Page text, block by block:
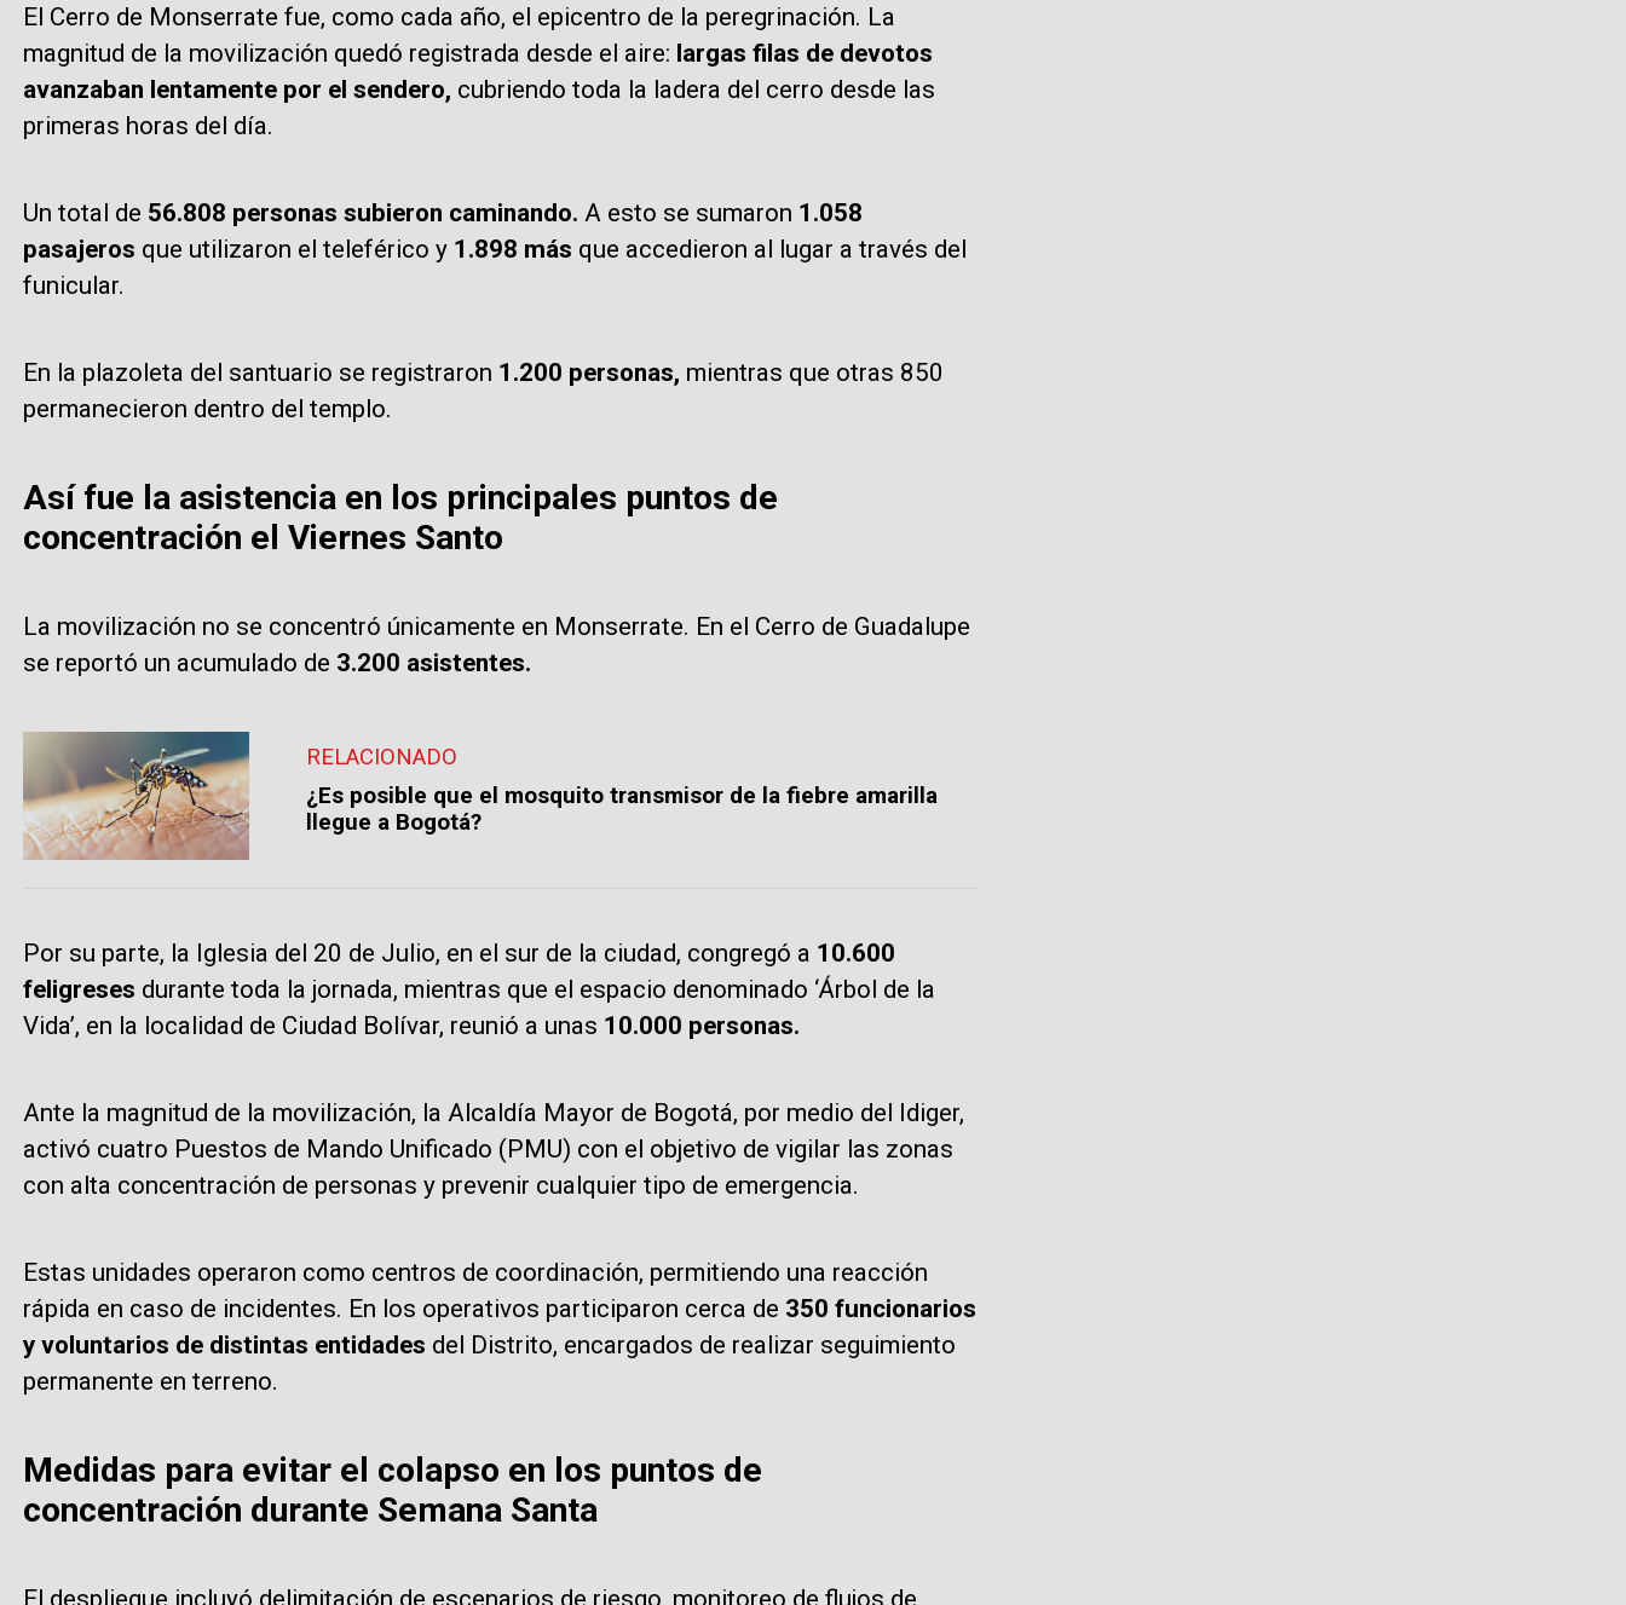
El Cerro de Monserrate fue, como cada año, el epicentro de la peregrinación. La
magnitud de la movilización quedó registrada desde el aire: largas filas de devotos
avanzaban lentamente por el sendero, cubriendo toda la ladera del cerro desde las
primeras horas del día.
Un total de 56.808 personas subieron caminando. A esto se sumaron 1.058
pasajeros que utilizaron el teleférico y 1.898 más que accedieron al lugar a través del
funicular.
En la plazoleta del santuario se registraron 1.200 personas, mientras que otras 850
permanecieron dentro del templo.
Así fue la asistencia en los principales puntos de
concentración el Viernes Santo
La movilización no se concentró únicamente en Monserrate. En el Cerro de Guadalupe
se reportó un acumulado de 3.200 asistentes.
RELACIONADO
¿Es posible que el mosquito transmisor de la fiebre amarilla
llegue a Bogotá?
Por su parte, la Iglesia del 20 de Julio, en el sur de la ciudad, congregó a 10.600
feligreses durante toda la jornada, mientras que el espacio denominado ‘Árbol de la
Vida’, en la localidad de Ciudad Bolívar, reunió a unas 10.000 personas.
Ante la magnitud de la movilización, la Alcaldía Mayor de Bogotá, por medio del Idiger,
activó cuatro Puestos de Mando Unificado (PMU) con el objetivo de vigilar las zonas
con alta concentración de personas y prevenir cualquier tipo de emergencia.
Estas unidades operaron como centros de coordinación, permitiendo una reacción
rápida en caso de incidentes. En los operativos participaron cerca de 350 funcionarios
y voluntarios de distintas entidades del Distrito, encargados de realizar seguimiento
permanente en terreno.
Medidas para evitar el colapso en los puntos de
concentración durante Semana Santa